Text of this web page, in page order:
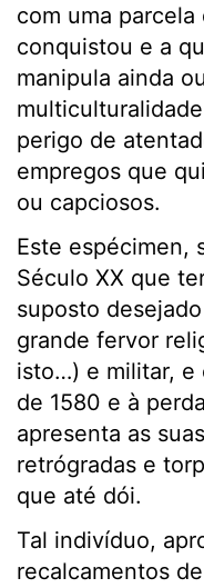
com uma
conquistou e a
manipula ainda
perigo de
empregos que
ou capciosos.
Este espécimen,
Século XX que
suposto
grande fervor
isto…) e militar, e
de 1580 e à
apresenta as
retrógradas e
que até dói.
Tal indivíduo,
recalcamentos